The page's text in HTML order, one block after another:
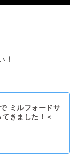
！
ミルフォードサ
きました！＜